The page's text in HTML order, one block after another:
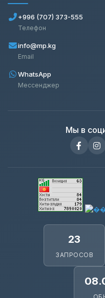
+996 (707) 373-555
Телефон
info@mp.kg
Email
WhatsApp
Мессенджер
Мы в
23
ЗАПРОСОВ